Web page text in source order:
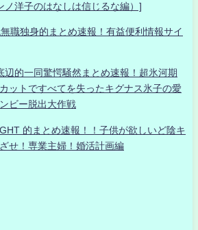
ノ洋子のはなしは信じるな編）]
独身的まとめ速報！有益便利情報サイ
辺的一同驚愕騒然まとめ速報！超氷河期
ットですべてを失ったキグナス氷子の愛
ビー脱出大作戦
的まとめ速報！！子供が欲しいど陰キ
せ！専業主婦！婚活計画編